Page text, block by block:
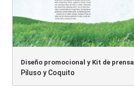
Diseño promocional y Kit de prensa
Piluso y Coquito